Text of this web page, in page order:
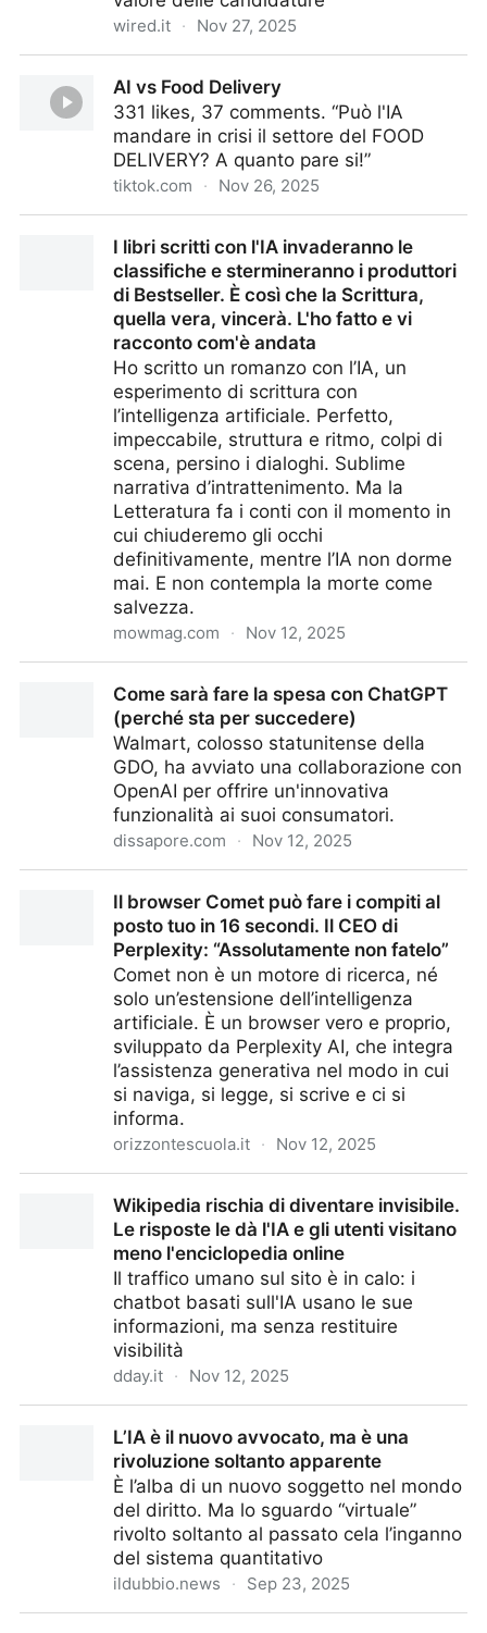
wired.it · Nov 27, 2025
altri LLM l'hanno resa perfetta ma inutile
AI vs Food Delivery
331 likes, 37 comments. “Può l'IA
mandare in crisi il settore del FOOD
DELIVERY? A quanto pare si!”
tiktok.com · Nov 26, 2025
I libri scritti con l'IA invaderanno le
classifiche e stermineranno i produttori
di Bestseller. È così che la Scrittura,
quella vera, vincerà. L'ho fatto e vi
racconto com'è andata
Ho scritto un romanzo con l’IA, un
esperimento di scrittura con
l’intelligenza artificiale. Perfetto,
impeccabile, struttura e ritmo, colpi di
scena, persino i dialoghi. Sublime
narrativa d’intrattenimento. Ma la
Letteratura fa i conti con il momento in
cui chiuderemo gli occhi
definitivamente, mentre l’IA non dorme
mai. E non contempla la morte come
salvezza.
mowmag.com · Nov 12, 2025
stermineranno i produttori di Bestseller. È così che la
Scrittura, quella vera, vincerà. L'ho fatto e vi racconto
com'è andata
Come sarà fare la spesa con ChatGPT
(perché sta per succedere)
Walmart, colosso statunitense della
GDO, ha avviato una collaborazione con
OpenAI per offrire un'innovativa
funzionalità ai suoi consumatori.
dissapore.com · Nov 12, 2025
per succedere)Il browser Comet può fare i compiti al
posto tuo in 16 secondi. Il CEO di
Perplexity: “Assolutamente non fatelo”
Comet non è un motore di ricerca, né
solo un’estensione dell’intelligenza
artificiale. È un browser vero e proprio,
sviluppato da Perplexity AI, che integra
l’assistenza generativa nel modo in cui
si naviga, si legge, si scrive e ci si
informa.
orizzontescuola.it · Nov 12, 2025
secondi. Il CEO di Perplexity: “Assolutamente non
Wikipedia rischia di diventare invisibile.
Le risposte le dà l'IA e gli utenti visitano
meno l'enciclopedia online
Il traffico umano sul sito è in calo: i
chatbot basati sull'IA usano le sue
informazioni, ma senza restituire
visibilità
dday.it · Nov 12, 2025
dà l'IA e gli utenti visitano meno l'enciclopedia online
L’IA è il nuovo avvocato, ma è una
rivoluzione soltanto apparente
È l’alba di un nuovo soggetto nel mondo
del diritto. Ma lo sguardo “virtuale”
rivolto soltanto al passato cela l’inganno
del sistema quantitativo
ildubbio.news · Sep 23, 2025